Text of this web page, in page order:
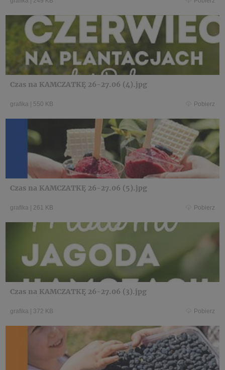
Czas na KAMCZATKĘ 26-27.06 (4).jpg
grafika | 550 KB Pobierz
Czas na KAMCZATKĘ 26-27.06 (5).jpg
grafika | 261 KB Pobierz
Czas na KAMCZATKĘ 26-27.06 (3).jpg
grafika | 372 KB Pobierz